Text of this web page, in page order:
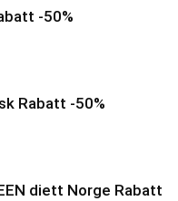
-50%
Rabatt -50%
diett Norge Rabatt